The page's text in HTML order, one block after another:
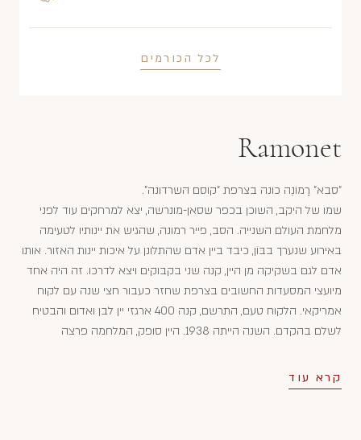
לכל הכורמים
Ramonet
"סבא" רָמוֹנֶה כונה בצרפת "קוסם השרדונה".
שמו של היקב, השוכן בכפר שסאן-מונרשה, יצא למרחקים עוד לפני
מלחמת העולם השנייה. הסב, פייר רמונה, שהגיש את יינותיו לטעימה
באירוע שנערך בבּוֹן, כיבד ביין אדם שהתלונן על איכות יינות האזור. אותו
אדם לגם בשקיקה מן היין, קנה שני בקבוקים ויצא לדרכו. זה היה אחד
מיועצי המסעדות החשובים בצרפת שחזר כעבור חצי שנה עם לקוח
אמריקאי. הלקוח טעם, התרשם, קנה 400 ארגזי יין לבן ואדום והבטיח
לשלם בהקדם. השנה הייתה 1938. היין סופק, המלחמה פרצה
היקב מפורסמים ומבוקשים בארה"ב.
קרא עוד